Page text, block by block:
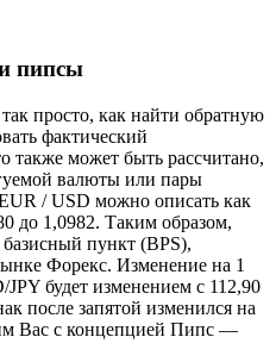
пипсы
просто, как найти обратную
фактический
также может быть рассчитано,
валюты или пары
/ USD можно описать как
до 1,0982. Таким образом,
пункт (BPS),
Форекс. Изменение на 1
будет изменением с 112,90
после запятой изменился на
Вас с концепцией Пипс —